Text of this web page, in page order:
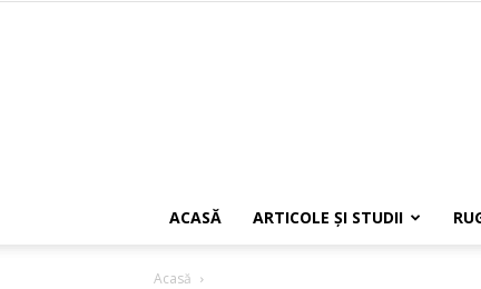
ACASĂ ARTICOLE ŞI STUDII
Acasă